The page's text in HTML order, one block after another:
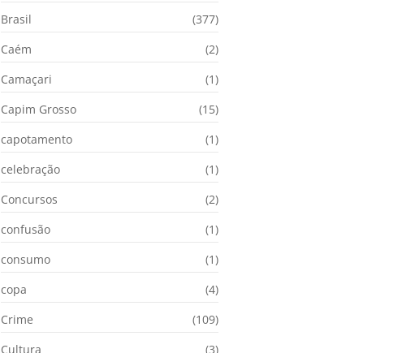
Brasil
(377)
Caém
(2)
Camaçari
(1)
Capim Grosso
(15)
capotamento
(1)
celebração
(1)
Concursos
(2)
confusão
(1)
consumo
(1)
copa
(4)
Crime
(109)
Cultura
(3)